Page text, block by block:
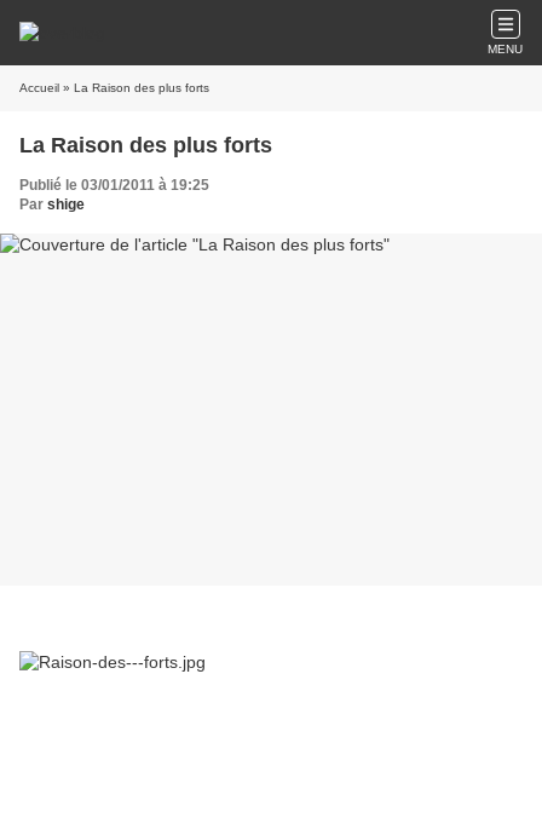
MENU
Accueil » La Raison des plus forts
La Raison des plus forts
Publié le 03/01/2011 à 19:25
Par shige